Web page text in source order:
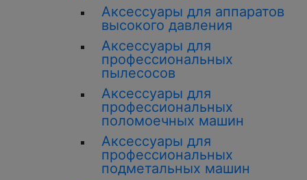
Аксессуары для аппаратов
высокого давления
Аксессуары для
профессиональных
пылесосов
Аксессуары для
профессиональных
поломоечных машин
Аксессуары для
профессиональных
подметальных машин